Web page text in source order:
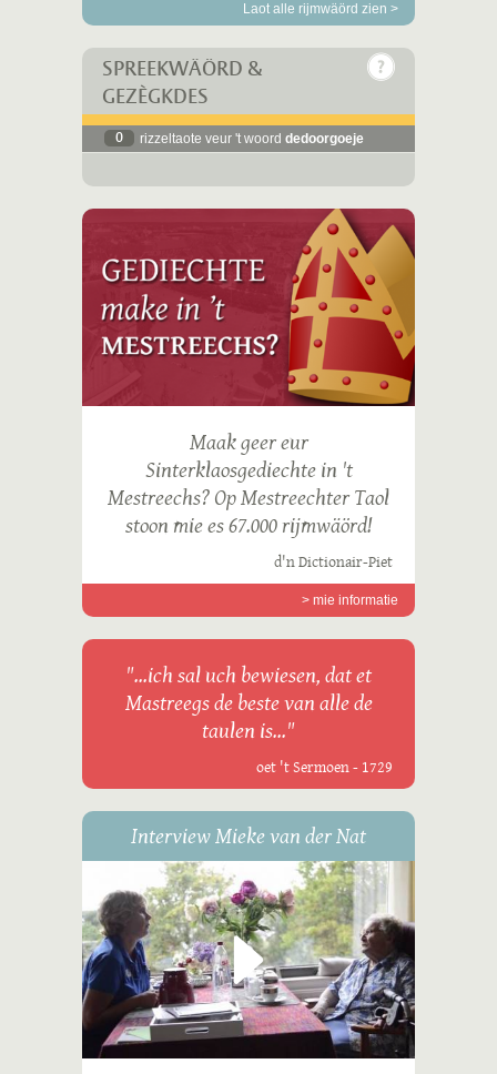
Laot alle rijmwäörd zien >
SPREEKWÄÖRD &
GEZÈGKDES
0 rizzeltaote veur 't woord dedoorgoeje
Maak geer eur
Sinterklaosgediechte in 't
Mestreechs? Op Mestreechter Taol
stoon mie es 67.000 rijmwäörd!
d'n Dictionair-Piet
> mie informatie
"...ich sal uch bewiesen, dat et
Mastreegs de beste van alle de
taulen is..."
oet 't Sermoen - 1729
Interview Mieke van der Nat